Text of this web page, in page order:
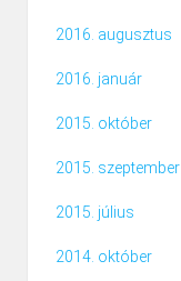
2016. augusztus
2016. január
2015. október
2015. szeptember
2015. július
2014. október